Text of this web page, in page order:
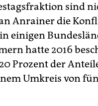
sind
Anrainer die
einigen
hatte 2016
Prozent der
Umkreis von